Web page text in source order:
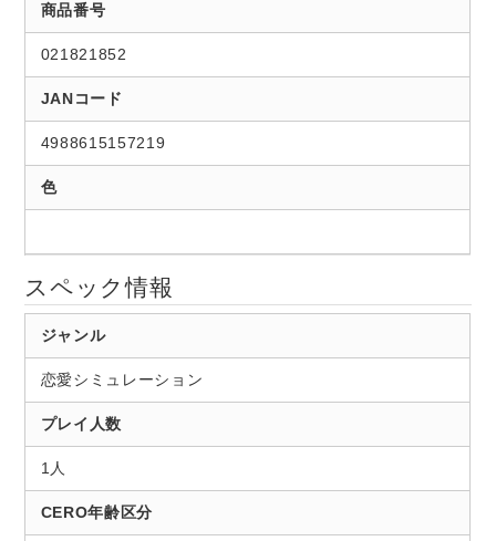
商品番号
021821852
JANコード
4988615157219
色
スペック情報
ジャンル
恋愛シミュレーション
プレイ人数
1人
CERO年齢区分